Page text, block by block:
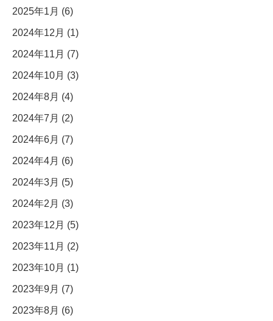
2025年1月 (6)
2024年12月 (1)
2024年11月 (7)
2024年10月 (3)
2024年8月 (4)
2024年7月 (2)
2024年6月 (7)
2024年4月 (6)
2024年3月 (5)
2024年2月 (3)
2023年12月 (5)
2023年11月 (2)
2023年10月 (1)
2023年9月 (7)
2023年8月 (6)